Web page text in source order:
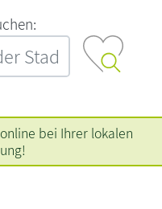
bei Ihrer lokalen